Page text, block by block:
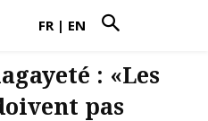
FR | EN
: «Les
pas